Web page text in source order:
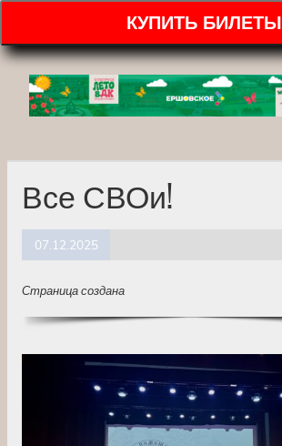
КУПИТЬ БИЛЕТЫ
Все СВОи!
07.12.2025
Страница создана